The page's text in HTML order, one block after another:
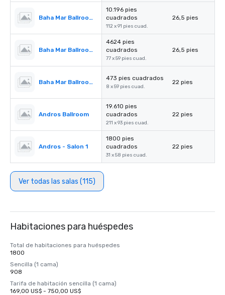
Baha Mar Ballroom Salon 4
10.196 pies
cuadrados
112 x 91 pies cuad.
26,5 pies
Baha Mar Ballroom Salon 5
4624 pies
cuadrados
77 x 59 pies cuad.
26,5 pies
Baha Mar Ballroom Corridor
473 pies cuadrados
8 x 59 pies cuad.
22 pies
Andros Ballroom
19.610 pies
cuadrados
211 x 93 pies cuad.
22 pies
Andros - Salon 1
1800 pies
cuadrados
31 x 58 pies cuad.
22 pies
Ver todas las salas (115)
Habitaciones para huéspedes
Total de habitaciones para huéspedes
1800
Sencilla (1 cama)
908
Tarifa de habitación sencilla (1 cama)
169,00 US$ - 750,00 US$